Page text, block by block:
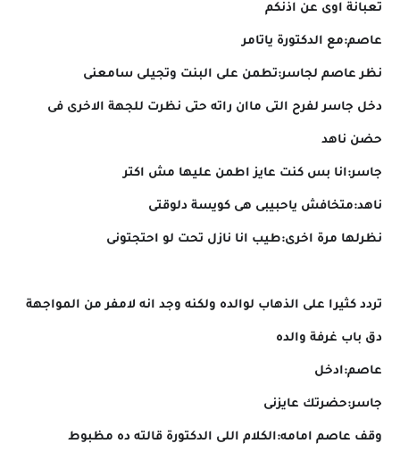
تعبانة اوى عن اذنكم
عاصم:مع الدكتورة ياتامر
نظر عاصم لجاسر:تطمن على البنت وتجيلى سامعنى
دخل جاسر لفرح التى ماان راته حتى نظرت للجهة الاخرى فى
حضن ناهد
جاسر:انا بس كنت عايز اطمن عليها مش اكتر
ناهد:متخافش ياحبيبى هى كويسة دلوقتى
نظرلها مرة اخرى:طيب انا نازل تحت لو احتجتونى
تردد كثيرا على الذهاب لوالده ولكنه وجد انه لامفر من المواجهة
دق باب غرفة والده
عاصم:ادخل
جاسر:حضرتك عايزنى
وقف عاصم امامه:الكلام اللى الدكتورة قالته ده مظبوط